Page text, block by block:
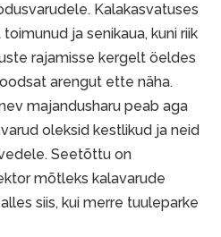
Kalakasvatuses
ja senikaua, kuni riik
rajamisse kergelt öeldes
arengut ette näha.
majandusharu peab aga
oleksid kestlikud ja neid
Seetõttu on
mõtleks kalavarude
siis, kui merre tuuleparke